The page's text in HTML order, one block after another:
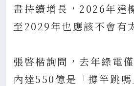
畫持續增長，2026年達
至2029年也應該不會有
張啓楷詢問，去年綠電
內達550億是「撐竿跳